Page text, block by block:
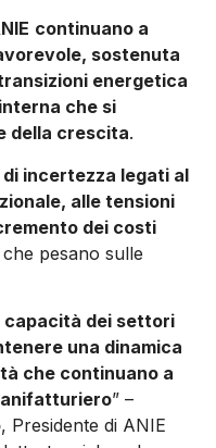
continuano a
sostenuta
energetica
che si
della crescita.
incertezza legati al
alle tensioni
dei costi
pesano sulle
capacità dei settori
una dinamica
che continuano a
” –
, Presidente di ANIE